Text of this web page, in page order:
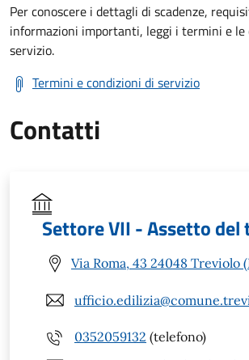
Per conoscere i dettagli di scadenze,
informazioni importanti, leggi i termini e le
servizio.
Termini e condizioni di servizio
Contatti
Settore VII - Assetto
Via Roma, 43 24048 Treviolo
0352059132 (telefono)